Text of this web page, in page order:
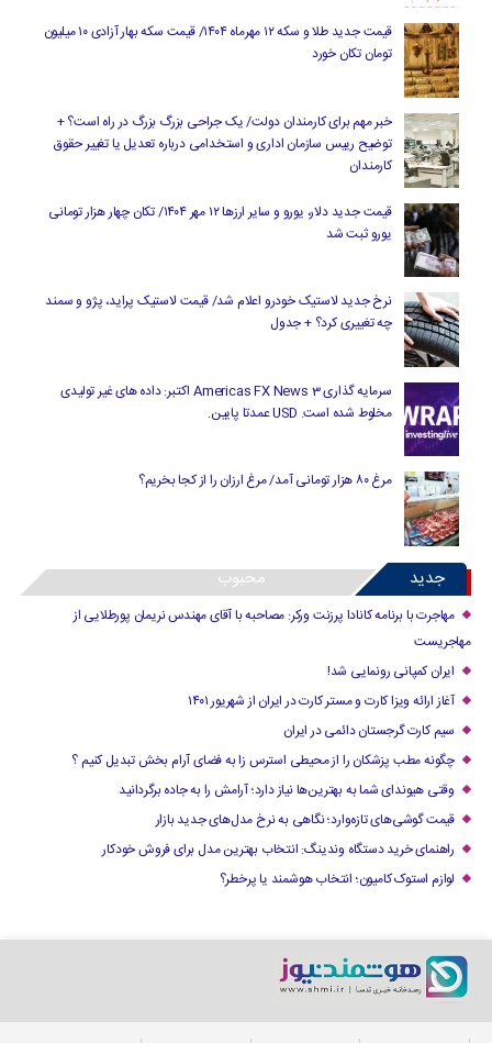
قیمت جدید طلا و سکه ۱۲ مهرماه ۱۴۰۴/ قیمت سکه بهار آزادی ۱۰ میلیون
تومان تکان خورد
خبر مهم برای کارمندان دولت/ یک جراحی بزرگ بزرگ در راه است؟ +
توضیح رییس سازمان اداری و استخدامی درباره تعدیل یا تغییر حقوق
کارمندان
قیمت جدید دلار، یورو و سایر ارزها ۱۲ مهر ۱۴۰۴/ تکان چهار هزار تومانی
یورو ثبت شد
نرخ جدید لاستیک خودرو اعلام شد/ قیمت لاستیک پراید، پژو و سمند
چه تغییری کرد؟ + جدول
سرمایه گذاری Americas FX News 3 اکتبر: داده های غیر تولیدی
مخلوط شده است. USD عمدتا پایین.
مرغ ۸۰ هزار تومانی آمد/ مرغ ارزان را از کجا بخریم؟
جدید محبوب
مهاجرت با برنامه کانادا پرزنت ورکر: مصاحبه با آقای مهندس نریمان پورطلایی از
مهاجریست
ایران کمپانی رونمایی شد!
آغاز ارائه ویزا کارت و مستر کارت در ایران از شهریور ۱۴۰۱
سیم کارت گرجستان دائمی در ایران
چگونه مطب پزشکان را از محیطی استرس زا به فضای آرام بخش تبدیل کنیم ؟
وقتی هیوندای شما به بهترین‌ها نیاز دارد؛ آرامش را به جاده برگردانید
قیمت گوشی‌های تازه‌وارد؛ نگاهی به نرخ مدل‌های جدید بازار
راهنمای خرید دستگاه وندینگ: انتخاب بهترین مدل برای فروش خودکار
لوازم استوک کامیون؛ انتخاب هوشمند یا پرخطر؟